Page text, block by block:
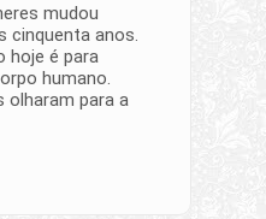
mudou
cinquenta anos.
hoje é para
humano.
olharam para a